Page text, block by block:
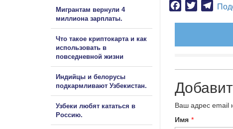
Facebook
Twitter
Ваш адрес email
Имя *
Мигрантам вернули 4
миллиона зарплаты.
Что такое криптокарта и как
использовать в
повседневной жизни
Индийцы и белорусы
подкармливают Узбекистан.
Узбеки любят кататься в
Россию.